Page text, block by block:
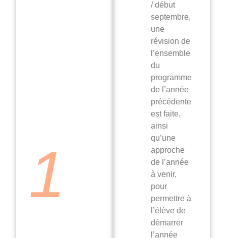
1
/ début
septembre,
une
révision de
l’ensemble
du
programme
de l’année
précédente
est faite,
ainsi
qu’une
approche
de l’année
à venir,
pour
permettre à
l’élève de
démarrer
l’année